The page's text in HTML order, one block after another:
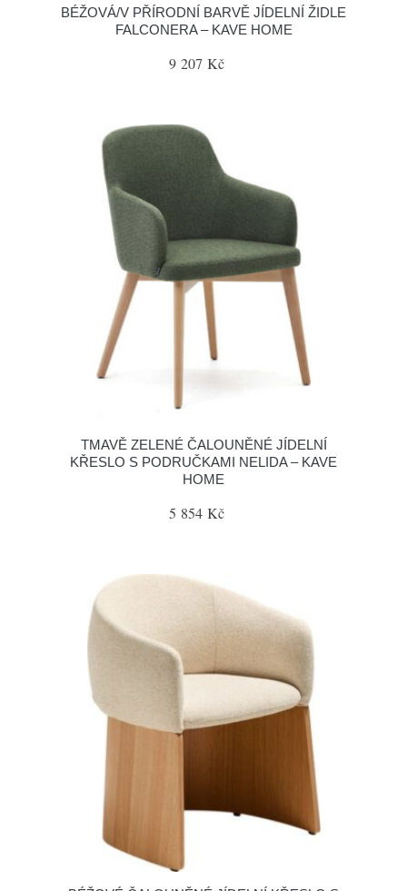
BÉŽOVÁ/V PŘÍRODNÍ BARVĚ JÍDELNÍ ŽIDLE
FALCONERA – KAVE HOME
9 207 Kč
TMAVĚ ZELENÉ ČALOUNĚNÉ JÍDELNÍ
KŘESLO S PODRUČKAMI NELIDA – KAVE
HOME
5 854 Kč